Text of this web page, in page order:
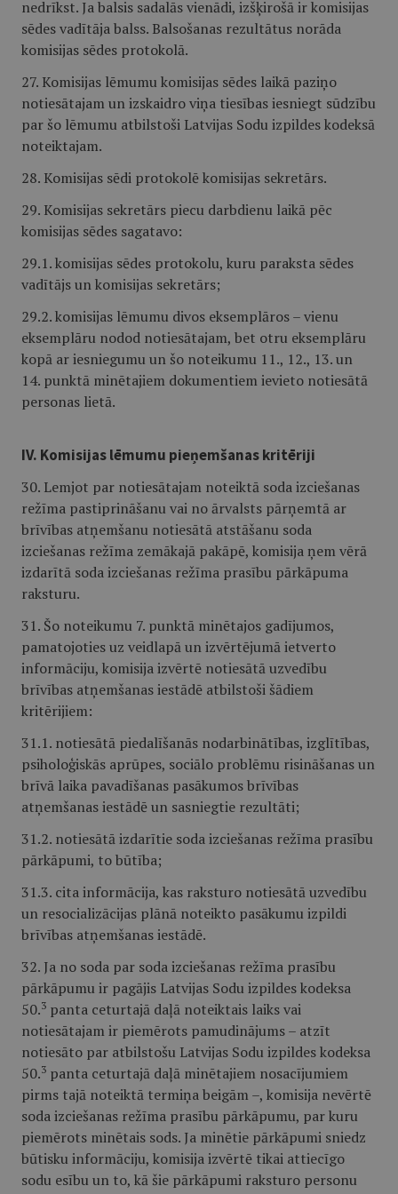
nedrīkst. Ja balsis sadalās vienādi, izšķirošā ir komisijas
sēdes vadītāja balss. Balsošanas rezultātus norāda
komisijas sēdes protokolā.
27. Komisijas lēmumu komisijas sēdes laikā paziņo
notiesātajam un izskaidro viņa tiesības iesniegt sūdzību
par šo lēmumu atbilstoši Latvijas Sodu izpildes kodeksā
noteiktajam.
28. Komisijas sēdi protokolē komisijas sekretārs.
29. Komisijas sekretārs piecu darbdienu laikā pēc
komisijas sēdes sagatavo:
29.1. komisijas sēdes protokolu, kuru paraksta sēdes
vadītājs un komisijas sekretārs;
29.2. komisijas lēmumu divos eksemplāros – vienu
eksemplāru nodod notiesātajam, bet otru eksemplāru
kopā ar iesniegumu un šo noteikumu 11., 12., 13. un
14. punktā minētajiem dokumentiem ievieto notiesātā
personas lietā.
IV. Komisijas lēmumu pieņemšanas kritēriji
30. Lemjot par notiesātajam noteiktā soda izciešanas
režīma pastiprināšanu vai no ārvalsts pārņemtā ar
brīvības atņemšanu notiesātā atstāšanu soda
izciešanas režīma zemākajā pakāpē, komisija ņem vērā
izdarītā soda izciešanas režīma prasību pārkāpuma
raksturu.
31. Šo noteikumu 7. punktā minētajos gadījumos,
pamatojoties uz veidlapā un izvērtējumā ietverto
informāciju, komisija izvērtē notiesātā uzvedību
brīvības atņemšanas iestādē atbilstoši šādiem
kritērijiem:
31.1. notiesātā piedalīšanās nodarbinātības, izglītības,
psiholoģiskās aprūpes, sociālo problēmu risināšanas un
brīvā laika pavadīšanas pasākumos brīvības
atņemšanas iestādē un sasniegtie rezultāti;
31.2. notiesātā izdarītie soda izciešanas režīma prasību
pārkāpumi, to būtība;
31.3. cita informācija, kas raksturo notiesātā uzvedību
un resocializācijas plānā noteikto pasākumu izpildi
brīvības atņemšanas iestādē.
32. Ja no soda par soda izciešanas režīma prasību
pārkāpumu ir pagājis Latvijas Sodu izpildes kodeksa
50.3 panta ceturtajā daļā noteiktais laiks vai
notiesātajam ir piemērots pamudinājums – atzīt
notiesāto par atbilstošu Latvijas Sodu izpildes kodeksa
50.3 panta ceturtajā daļā minētajiem nosacījumiem
pirms tajā noteiktā termiņa beigām –, komisija nevērtē
soda izciešanas režīma prasību pārkāpumu, par kuru
piemērots minētais sods. Ja minētie pārkāpumi sniedz
būtisku informāciju, komisija izvērtē tikai attiecīgo
sodu esību un to, kā šie pārkāpumi raksturo personu